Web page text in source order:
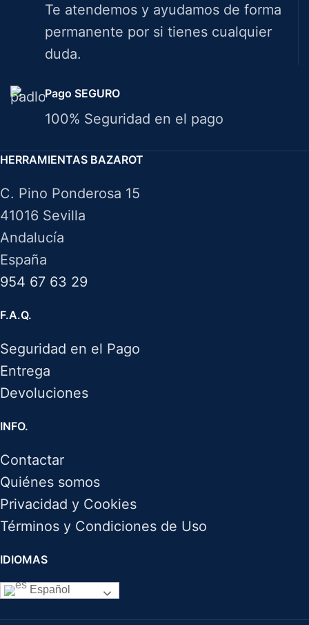
Te atendemos y ayudamos de forma
permanente por si tienes cualquier
duda.
Pago SEGURO
100% Seguridad en el pago
HERRAMIENTAS BAZAROT
C. Pino Ponderosa 15
41016 Sevilla
Andalucía
España
954 67 63 29
F.A.Q.
Seguridad en el Pago
Entrega
Devoluciones
INFO.
Contactar
Quiénes somos
Privacidad y Cookies
Términos y Condiciones de Uso
IDIOMAS
Español